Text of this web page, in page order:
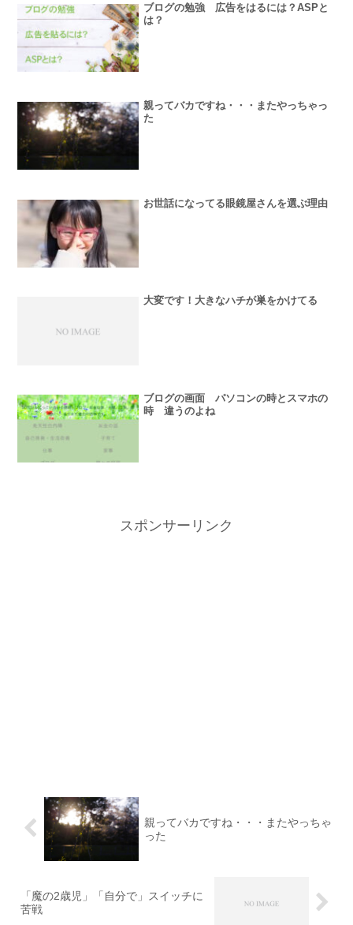
ブログの勉強 広告をはるには？ASPと
は？
親ってバカですね・・・またやっちゃっ
た
お世話になってる眼鏡屋さんを選ぶ理由
大変です！大きなハチが巣をかけてる
ブログの画面 パソコンの時とスマホの
時 違うのよね
スポンサーリンク
親ってバカですね・・・またやっちゃ
った
「魔の2歳児」「自分で」スイッチに
苦戦